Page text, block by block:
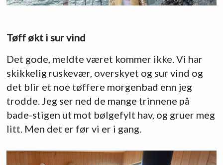
Tøff økt i sur vind
Det gode, meldte været kommer ikke. Vi har
skikkelig ruskevær, overskyet og sur vind og
det blir et noe tøffere morgenbad enn jeg
trodde. Jeg ser ned de mange trinnene på
bade-stigen ut mot bølgefylt hav, og gruer meg
litt. Men det er før vi er i gang.